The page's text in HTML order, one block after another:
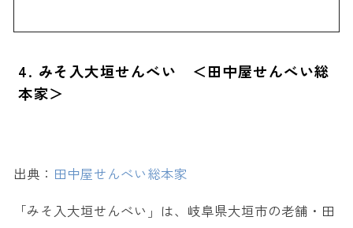
4. みそ入大垣せんべい ＜田中屋せんべい総
本家＞
出典： 田中屋せんべい総本家
「みそ入大垣せんべい」は、岐阜県大垣市の老舗・田